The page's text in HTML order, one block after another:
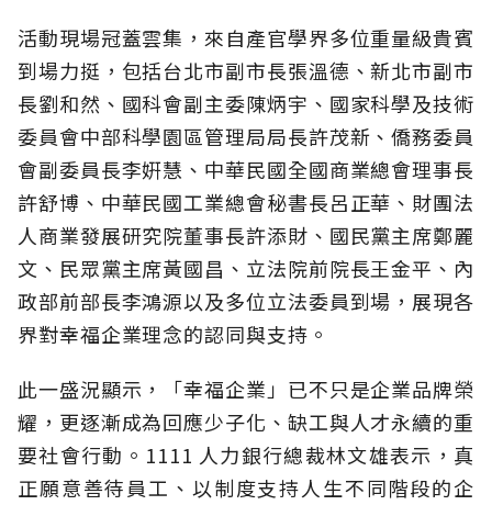
活動現場冠蓋雲集，來自產官學界多位重量級貴賓
到場力挺，包括台北市副市長張溫德、新北市副市
長劉和然、國科會副主委陳炳宇、國家科學及技術
委員會中部科學園區管理局局長許茂新、僑務委員
會副委員長李姸慧、中華民國全國商業總會理事長
許舒博、中華民國工業總會秘書長呂正華、財團法
人商業發展研究院董事長許添財、國民黨主席鄭麗
文、民眾黨主席黃國昌、立法院前院長王金平、內
政部前部長李鴻源以及多位立法委員到場，展現各
界對幸福企業理念的認同與支持。
此一盛況顯示，「幸福企業」已不只是企業品牌榮
耀，更逐漸成為回應少子化、缺工與人才永續的重
要社會行動。1111 人力銀行總裁林文雄表示，真
正願意善待員工、以制度支持人生不同階段的企